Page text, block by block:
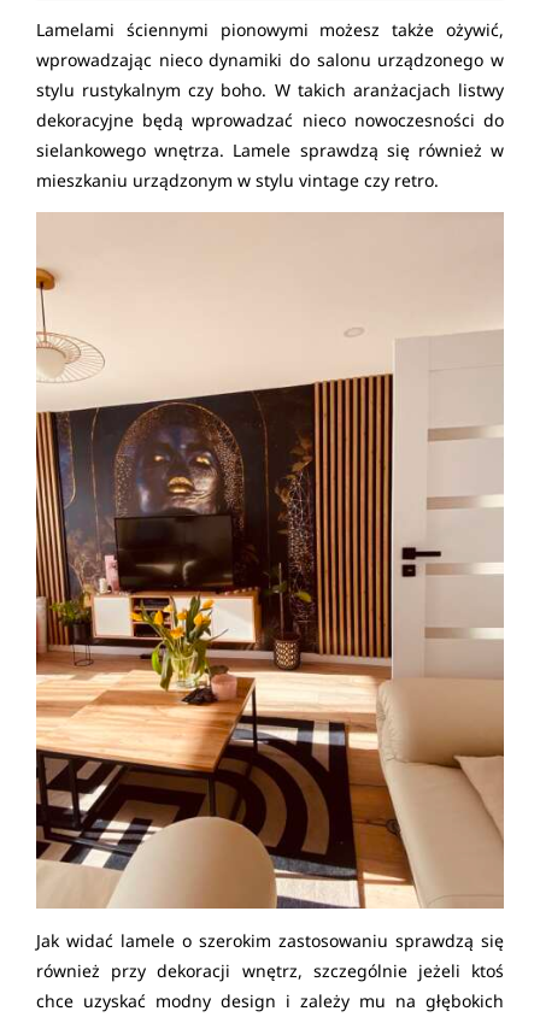
Lamelami ściennymi pionowymi możesz także ożywić,
wprowadzając nieco dynamiki do salonu urządzonego w
stylu rustykalnym czy boho. W takich aranżacjach listwy
dekoracyjne będą wprowadzać nieco nowoczesności do
sielankowego wnętrza. Lamele sprawdzą się również w
mieszkaniu urządzonym w stylu vintage czy retro.
Jak widać lamele o szerokim zastosowaniu sprawdzą się
również przy dekoracji wnętrz, szczególnie jeżeli ktoś
chce uzyskać modny design i zależy mu na głębokich